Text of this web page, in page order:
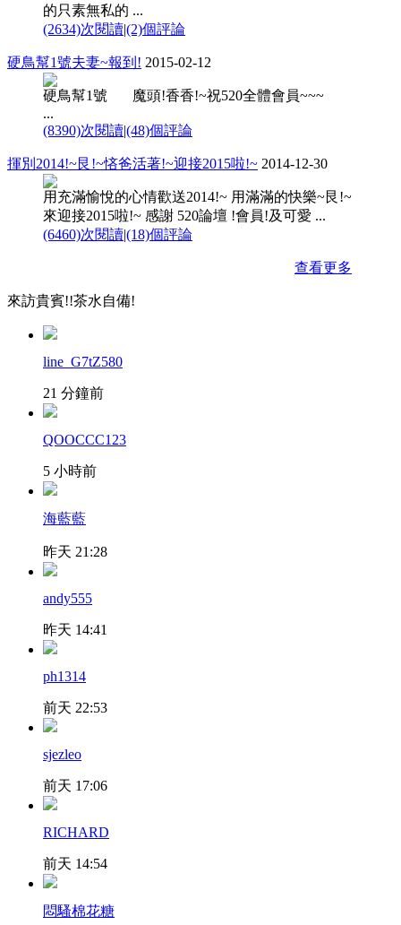
的只素無私的 ...
(2634)次閱讀|(2)個評論
硬鳥幫1號夫妻~報到! 2015-02-12
硬鳥幫1號 魔頭!香香!~祝520全體會員~~~
...
(8390)次閱讀|(48)個評論
揮別2014!~艮!~悋爸活著!~迎接2015啦!~ 2014-12-30
用充滿愉悅的心情歡送2014!~ 用滿滿的快樂~艮!~
來迎接2015啦!~ 感謝 520論壇 !會員!及可愛 ...
(6460)次閱讀|(18)個評論
查看更多
來訪貴賓!!茶水自備!
line_G7tZ580
21 分鐘前
QOOCCC123
5 小時前
海藍藍
昨天 21:28
andy555
昨天 14:41
ph1314
前天 22:53
sjezleo
前天 17:06
RICHARD
前天 14:54
悶騷棉花糖